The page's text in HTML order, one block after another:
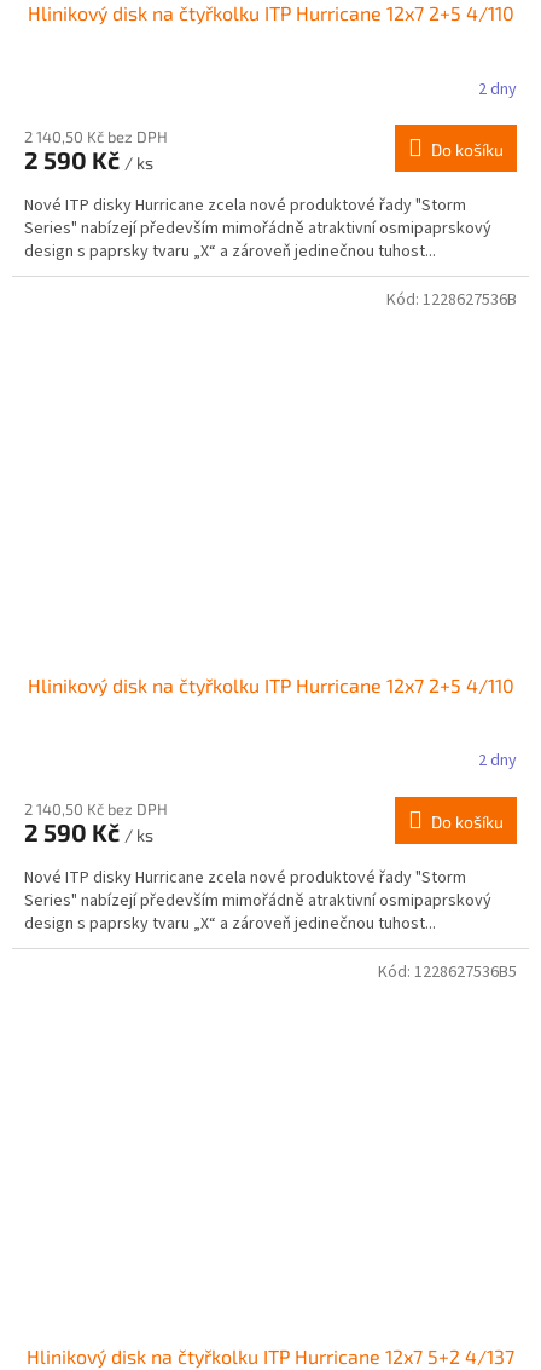
Hlinikový disk na čtyřkolku ITP Hurricane 12x7 2+5 4/110
2 dny
2 140,50 Kč bez DPH
2 590 Kč / ks
Do košíku
Nové ITP disky Hurricane zcela nové produktové řady "Storm
Series" nabízejí především mimořádně atraktivní osmipaprskový
design s paprsky tvaru „X“ a zároveň jedinečnou tuhost...
Hlinikový disk na čtyřkolku ITP Hurricane 12x7 2+5 4/110
2 dny
2 140,50 Kč bez DPH
2 590 Kč / ks
Do košíku
Nové ITP disky Hurricane zcela nové produktové řady "Storm
Series" nabízejí především mimořádně atraktivní osmipaprskový
design s paprsky tvaru „X“ a zároveň jedinečnou tuhost...
Kód: 1228627536B
Hlinikový disk na čtyřkolku ITP Hurricane 12x7 5+2 4/137
Kód: 1228627536B5